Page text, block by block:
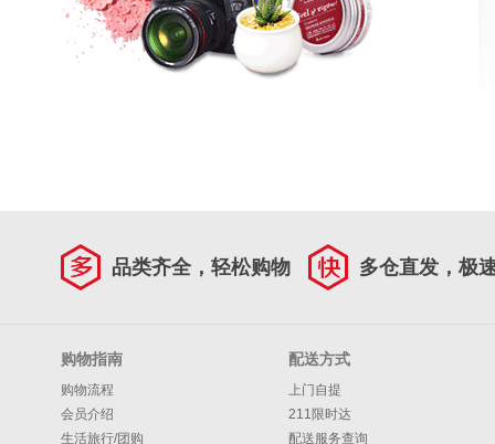
品类齐全，轻松购物 多仓直发，极
购物指南
购物流程
会员介绍
生活旅行/团购
配送方式
上门自提
211限时达
配送服务查询